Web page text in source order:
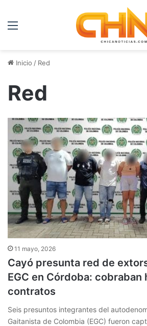
Menú
Inicio / Red
Red
11 mayo, 2026
Cayó presunta red de
EGC en Córdoba: cobraban
contratos
Seis presuntos integrantes del
Gaitanista de Colombia (EGC) fueron